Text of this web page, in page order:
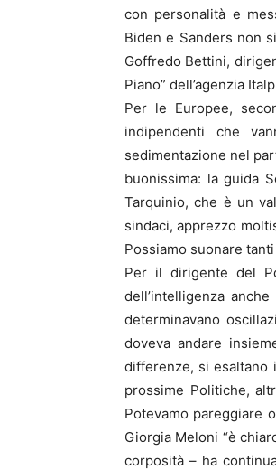
con personalità e
Biden e Sanders non
Goffredo Bettini,
Piano” dell’agenzia
Per le Europee,
indipendenti che
sedimentazione nel
buonissima: la guida
Tarquinio, che è un
sindaci, apprezzo
Possiamo suonare tanti
Per il dirigente del
dell’intelligenza
determinavano
doveva andare
differenze, si esaltano
prossime Politiche,
Potevamo pareggiare
Giorgia Meloni “è
corposità – ha